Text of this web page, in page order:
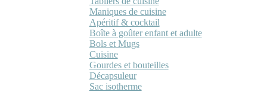
Maniques de cuisine
Apéritif & cocktail
Boîte à goûter enfant et adulte
Bols et Mugs
Cuisine
Gourdes et bouteilles
Décapsuleur
Sac isotherme